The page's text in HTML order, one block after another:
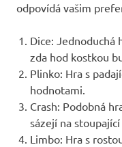
odpovídá vašim
Dice: Jednoduchá
zda hod kostkou
Plinko: Hra s
hodnotami.
Crash: Podobná
sázejí na
Limbo: Hra s